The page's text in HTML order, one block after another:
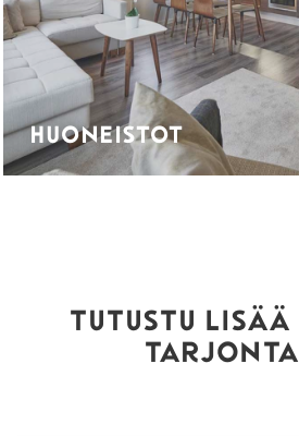
HUONEISTOT
TUTUSTU LISÄÄ